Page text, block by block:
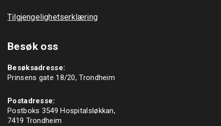
Tilgjengelighetserklæring
Besøk oss
Besøksadresse:
Prinsens gate 18/20, Trondheim
Postadresse:
Postboks 3549 Hospitalsløkkan,
7419 Trondheim